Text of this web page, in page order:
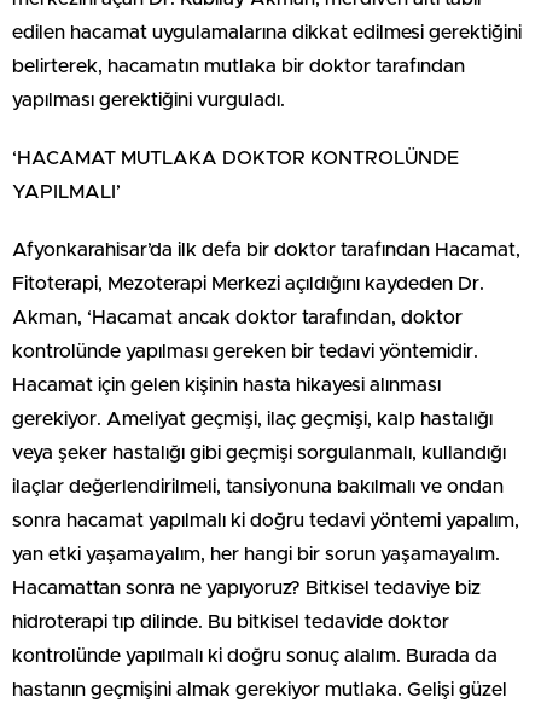
edilen hacamat uygulamalarına dikkat edilmesi gerektiğini
belirterek, hacamatın mutlaka bir doktor tarafından
yapılması gerektiğini vurguladı.
‘HACAMAT MUTLAKA DOKTOR KONTROLÜNDE
YAPILMALI’
Afyonkarahisar’da ilk defa bir doktor tarafından Hacamat,
Fitoterapi, Mezoterapi Merkezi açıldığını kaydeden Dr.
Akman, ‘Hacamat ancak doktor tarafından, doktor
kontrolünde yapılması gereken bir tedavi yöntemidir.
Hacamat için gelen kişinin hasta hikayesi alınması
gerekiyor. Ameliyat geçmişi, ilaç geçmişi, kalp hastalığı
veya şeker hastalığı gibi geçmişi sorgulanmalı, kullandığı
ilaçlar değerlendirilmeli, tansiyonuna bakılmalı ve ondan
sonra hacamat yapılmalı ki doğru tedavi yöntemi yapalım,
yan etki yaşamayalım, her hangi bir sorun yaşamayalım.
Hacamattan sonra ne yapıyoruz? Bitkisel tedaviye biz
hidroterapi tıp dilinde. Bu bitkisel tedavide doktor
kontrolünde yapılmalı ki doğru sonuç alalım. Burada da
hastanın geçmişini almak gerekiyor mutlaka. Gelişi güzel